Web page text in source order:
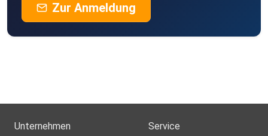
Zur Anmeldung
Unternehmen Service